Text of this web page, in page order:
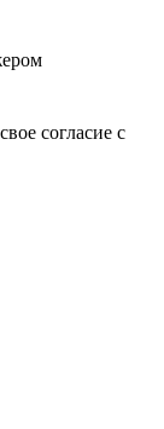
согласие с